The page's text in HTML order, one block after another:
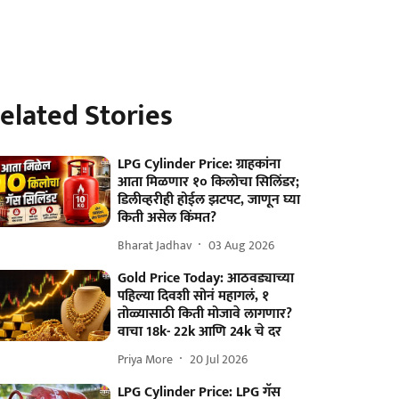
Stories
LPG Cylinder Price: ग्राहकांना
आता मिळणार १० किलोचा सिलिंडर;
डिलीव्हरीही होईल झटपट, जाणून घ्या
किती असेल किंमत?
Bharat Jadhav 03 Aug 2026
Gold Price Today: आठवड्याच्या
पहिल्या दिवशी सोनं महागलं, १
तोळ्यासाठी किती मोजावे लागणार?
वाचा 18k- 22k आणि 24k चे दर
Priya More 20 Jul 2026
LPG Cylinder Price: LPG गॅस